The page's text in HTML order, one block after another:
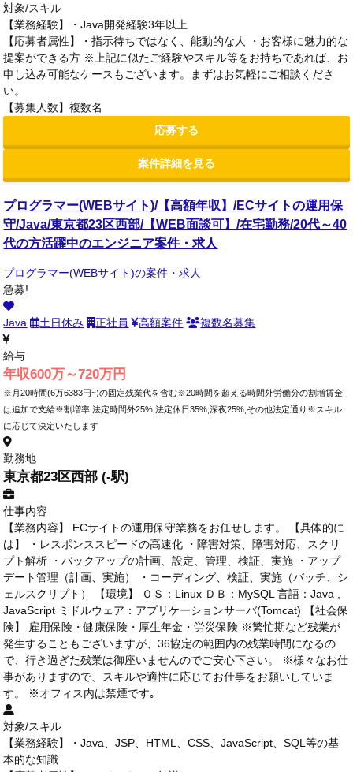
対象/スキル
【業務経験】・Java開発経験3年以上
【応募者属性】・指示待ちではなく、能動的な人 ・お客様に魅力的な
提案ができる方 ※上記に似たご経験やスキル等をお持ちであれば、お
申し込み可能なケースもございます。まずはお気軽にご相談くださ
い。
【募集人数】複数名
応募する
案件詳細を見る
プログラマー(WEBサイト)/【高額年収】/ECサイトの運用保
守/Java/東京都23区西部/【WEB面談可】/在宅勤務/20代～40
代の方活躍中のエンジニア案件・求人
プログラマー(WEBサイト)の案件・求人
急募!
Java 土日休み 正社員 高額案件 複数名募集
給与
年収600万～720万円
※月20時間(6万6383円~)の固定残業代を含む※20時間を超える時間外労働分の割増賃金
は追加で支給※割増率:法定時間外25%,法定休日35%,深夜25%,その他法定通り※スキル
に応じて決定いたします
勤務地
東京都23区西部 (-駅)
仕事内容
【業務内容】 ECサイトの運用保守業務をお任せします。 【具体的に
は】 ・レスポンススピードの高速化 ・障害対策、障害対応、スクリ
プト解析 ・バックアップの計画、設定、管理、検証、実施 ・アップ
デート管理（計画、実施） ・コーディング、検証、実施（バッチ、シ
ェルスクリプト） 【環境】 ＯＳ：Linux ＤＢ：MySQL 言語：Java ,
JavaScript ミドルウェア：アプリケーションサーバ(Tomcat) 【社会保
険】 雇用保険・健康保険・厚生年金・労災保険 ※繁忙期など残業が
発生することもございますが、36協定の範囲内の残業時間になるの
で、行き過ぎた残業は御座いませんのでご安心下さい。 ※様々なお仕
事がありますので、スキルや適性に応じてお仕事をお願いしていま
す。 ※オフィス内は禁煙です｡
対象/スキル
【業務経験】・Java、JSP、HTML、CSS、JavaScript、SQL等の基
本的な知識